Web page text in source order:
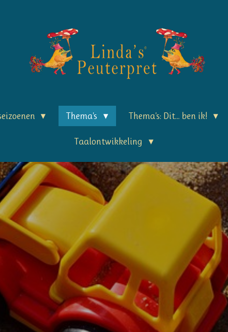
Thema's Thema's: Dit... ben ik!
Taalontwikkeling